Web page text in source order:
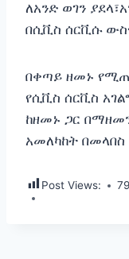
ለአንድ ወገን
በሲቪስ ሰርቪሱ
በቀጣይ ዘመኑ
የሲቪስ ሰርቪስ
ከዘመኑ ጋር
አመለካከት በመላበስ
Post Views: